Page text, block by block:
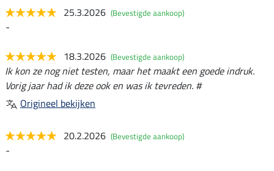
25.3.2026 (Bevestigde aankoop)
-
18.3.2026 (Bevestigde aankoop)
Ik kon ze nog niet testen, maar het maakt een goede indruk.
Vorig jaar had ik deze ook en was ik tevreden. #
Origineel bekijken
20.2.2026 (Bevestigde aankoop)
-